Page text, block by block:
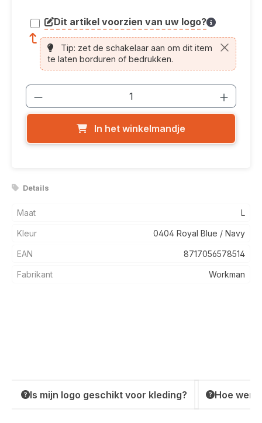
Dit artikel voorzien van uw logo?
article.printing.helptext
Tip: zet de schakelaar aan om dit item
te laten borduren of bedrukken.
Producthoeveelheid: Voer de
In het winkelmandje
Details
Maat L
Kleur 0404 Royal Blue / Navy
EAN 8717056578514
Fabrikant Workman
Is mijn logo geschikt voor kleding? Hoe